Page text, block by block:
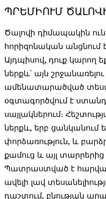
ՊՐԵՄԻՈՒՄ
Ծալովի դիմապակին
հորիզոնական անցնում
Այդպիսով, դուք կարող
ներքև՝ այն
ամենատարածված
օգտագործվում է
սայլակներում։
ներքև, երբ ցանկանում
փորձառություն, և
քամուց և այլ
Պատրաստված է
ավելի լավ
դաշտում, բնության